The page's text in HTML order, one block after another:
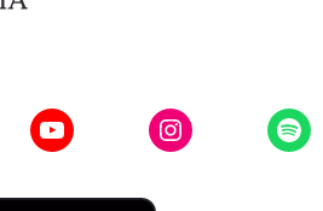
YouTubeInstagram